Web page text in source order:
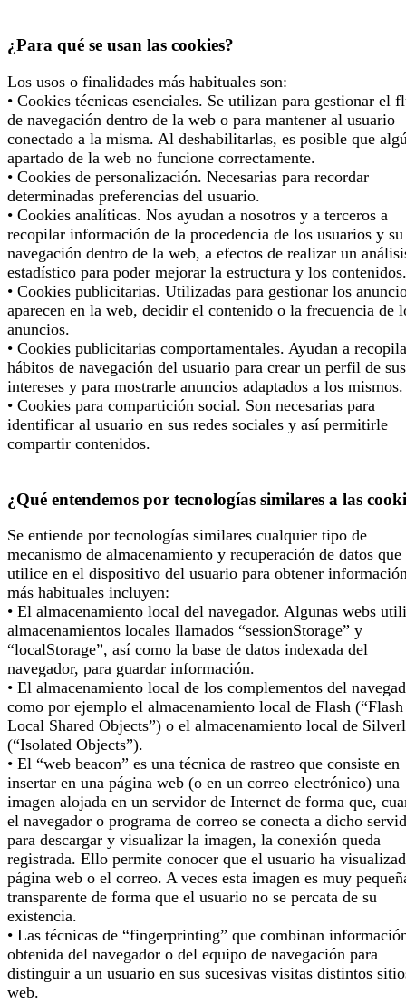
¿Para qué se usan las cookies?
Los usos o finalidades más habituales son:
• Cookies técnicas esenciales. Se utilizan para gestionar el
de navegación dentro de la web o para mantener al usuario
conectado a la misma. Al deshabilitarlas, es posible que
apartado de la web no funcione correctamente.
• Cookies de personalización. Necesarias para recordar
determinadas preferencias del usuario.
• Cookies analíticas. Nos ayudan a nosotros y a terceros a
recopilar información de la procedencia de los usuarios y su
navegación dentro de la web, a efectos de realizar un
estadístico para poder mejorar la estructura y los contenidos.
• Cookies publicitarias. Utilizadas para gestionar los
aparecen en la web, decidir el contenido o la frecuencia de
anuncios.
• Cookies publicitarias comportamentales. Ayudan a
hábitos de navegación del usuario para crear un perfil de sus
intereses y para mostrarle anuncios adaptados a los mismos.
• Cookies para compartición social. Son necesarias para
identificar al usuario en sus redes sociales y así permitirle
compartir contenidos.
¿Qué entendemos por tecnologías similares a las
Se entiende por tecnologías similares cualquier tipo de
mecanismo de almacenamiento y recuperación de datos que
utilice en el dispositivo del usuario para obtener
más habituales incluyen:
• El almacenamiento local del navegador. Algunas webs
almacenamientos locales llamados “sessionStorage” y
“localStorage”, así como la base de datos indexada del
navegador, para guardar información.
• El almacenamiento local de los complementos del
como por ejemplo el almacenamiento local de Flash (“Flash
Local Shared Objects”) o el almacenamiento local de
(“Isolated Objects”).
• El “web beacon” es una técnica de rastreo que consiste en
insertar en una página web (o en un correo electrónico) una
imagen alojada en un servidor de Internet de forma que,
el navegador o programa de correo se conecta a dicho
para descargar y visualizar la imagen, la conexión queda
registrada. Ello permite conocer que el usuario ha
página web o el correo. A veces esta imagen es muy
transparente de forma que el usuario no se percata de su
existencia.
• Las técnicas de “fingerprinting” que combinan
obtenida del navegador o del equipo de navegación para
distinguir a un usuario en sus sucesivas visitas distintos
web.